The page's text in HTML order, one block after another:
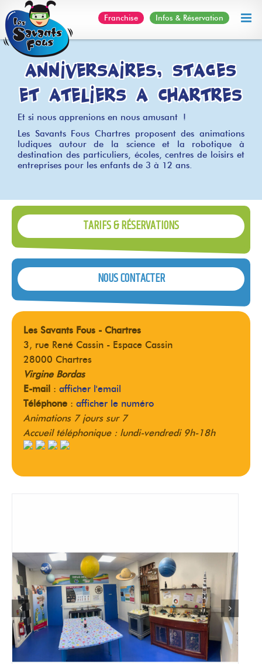
Skip
to
content
Infos & Réservation
Franchise
Anniversaires, stages
et ateliers à Chartres
Et si nous apprenions en nous amusant !
Les Savants Fous Chartres proposent des animations
ludiques autour de la science et la robotique à
destination des particuliers, écoles, centres de loisirs et
entreprises pour les enfants de 3 à 12 ans.
TARIFS & RÉSERVATIONS
NOUS CONTACTER
Les Savants Fous - Chartres
3, rue René Cassin - Espace Cassin
28000 Chartres
Virgine Bordas
E-mail : afficher l'email
Téléphone : afficher le numéro
Animations 7 jours sur 7
Accueil téléphonique : lundi-vendredi 9h-18h